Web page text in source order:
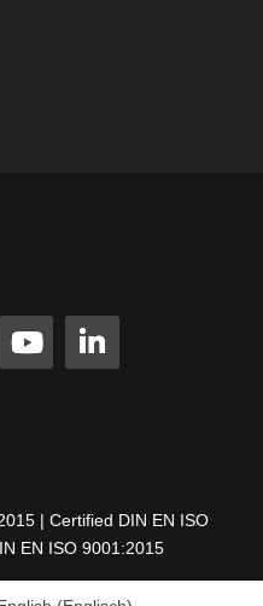
| Certified DIN EN ISO
EN ISO 9001:2015